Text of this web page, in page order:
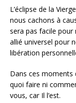
L’éclipse de la
nous cachons à
sera pas facile
allié universel pour
libération
Dans ces moments
quoi faire ni
vous, car Il l’est.